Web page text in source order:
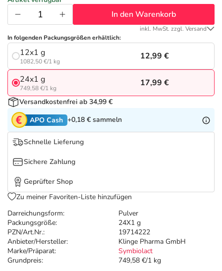
Vitamine & Mineralstoffe
Marken
Darreichungsform:
Pulver
Packungsgröße:
24X1 g
PZN/Art.Nr.:
19714222
Anbieter/Hersteller:
Klinge Pharma GmbH
Marke/Präparat:
Symbiolact
Grundpreis:
749,58 €/1 kg
In den Warenkorb
inkl. MwSt. zzgl. Versand
In folgenden Packungsgrößen erhältlich:
12x1 g
1082,50 €/1 kg
12,99 €
24x1 g
749,58 €/1 kg
17,99 €
Versandkostenfrei ab 34,99 €
APO Cash +0,18 € sammeln
Schnelle Lieferung
Sichere Zahlung
Geprüfter Shop
Zu meiner Favoriten-Liste hinzufügen